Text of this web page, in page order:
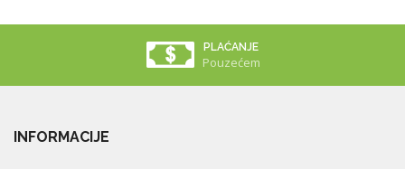
PLAĆANJE
Pouzećem
INFORMACIJE